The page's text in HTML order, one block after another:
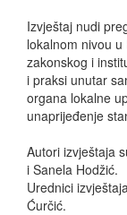
Izvještaj nudi
lokalnom nivou
zakonskog i
i praksi unutar
organa lokalne
unaprijeđenje
Autori izvještaja
i Sanela Hodžić.
Urednici
Ćurčić.